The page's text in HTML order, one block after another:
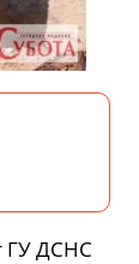
ГУ ДСНС